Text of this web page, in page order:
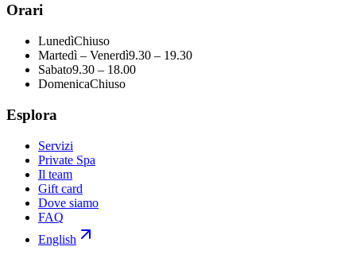
Orari
LunedìChiuso
Martedì – Venerdì9.30 – 19.30
Sabato9.30 – 18.00
DomenicaChiuso
Esplora
Servizi
Private Spa
Il team
Gift card
Dove siamo
FAQ
English